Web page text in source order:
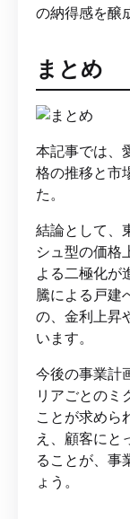
の納得感を醸
まとめ
本記事では、
格の推移と市
た。
結論として、
シュ型の価格
よる二極化が
騰による戸建
の、金利上昇
います。
今後の事業計
リアごとのミ
ことが求めら
え、顧客にと
ることが、事
ょう。